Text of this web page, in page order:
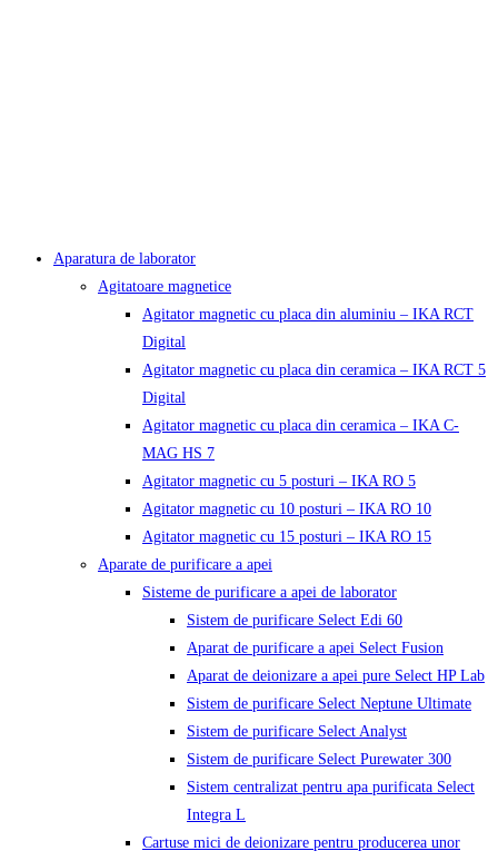
Aparatura de laborator
Agitatoare magnetice
Agitator magnetic cu placa din aluminiu – IKA RCT
Digital
Agitator magnetic cu placa din ceramica – IKA RCT 5
Digital
Agitator magnetic cu placa din ceramica – IKA C-
MAG HS 7
Agitator magnetic cu 5 posturi – IKA RO 5
Agitator magnetic cu 10 posturi – IKA RO 10
Agitator magnetic cu 15 posturi – IKA RO 15
Aparate de purificare a apei
Sisteme de purificare a apei de laborator
Sistem de purificare Select Edi 60
Aparat de purificare a apei Select Fusion
Aparat de deionizare a apei pure Select HP Lab
Sistem de purificare Select Neptune Ultimate
Sistem de purificare Select Analyst
Sistem de purificare Select Purewater 300
Sistem centralizat pentru apa purificata Select
Integra L
Cartuse mici de deionizare pentru producerea unor